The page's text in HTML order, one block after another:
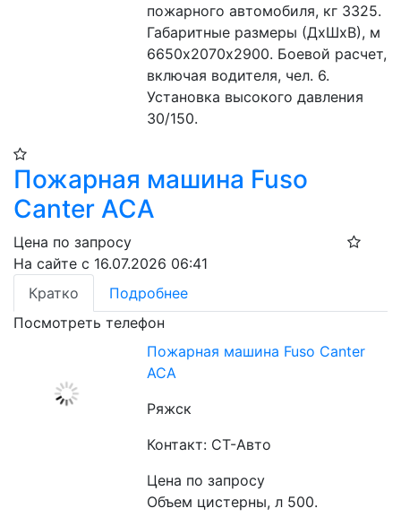
пожарного автомобиля, кг 3325.
Габаритные размеры (ДхШхВ), м
6650х2070х2900. Боевой расчет,
включая водителя, чел. 6.
Установка высокого давления
30/150.
Пожарная машина Fuso
Canter АСА
Цена по запросу
На сайте с 16.07.2026 06:41
Кратко
Подробнее
Посмотреть телефон
Пожарная машина Fuso Canter
АСА
Ряжск
Контакт: СТ-Авто
Цена по запросу
Объем цистерны, л 500.